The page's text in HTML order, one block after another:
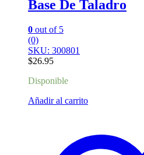
Base De Taladro
0 out of 5
(0)
SKU: 300801
$26.95
Disponible
Añadir al carrito